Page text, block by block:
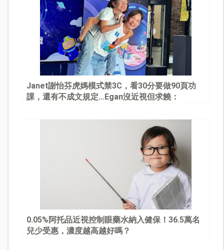
Janet謝怡芬虎媽模式禁3C，看30分要做90頁功
課，還有不成文規定…Egan沒近視但求饒：
0.05%阿托品近視控制眼藥水納入健保！36.5萬名
兒少受惠，濃度越高越好嗎？